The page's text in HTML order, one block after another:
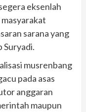
eksenlah
sarana yang
Suryadi.
musrenbang
pada asas
anggaran
maupun